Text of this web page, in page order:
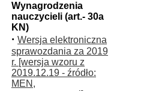
Wynagrodzenia
nauczycieli (art.- 30a
KN)
· Wersja elektroniczna
sprawozdania za 2019
r. [wersja wzoru z
2019.12.19 - źródło:
MEN,